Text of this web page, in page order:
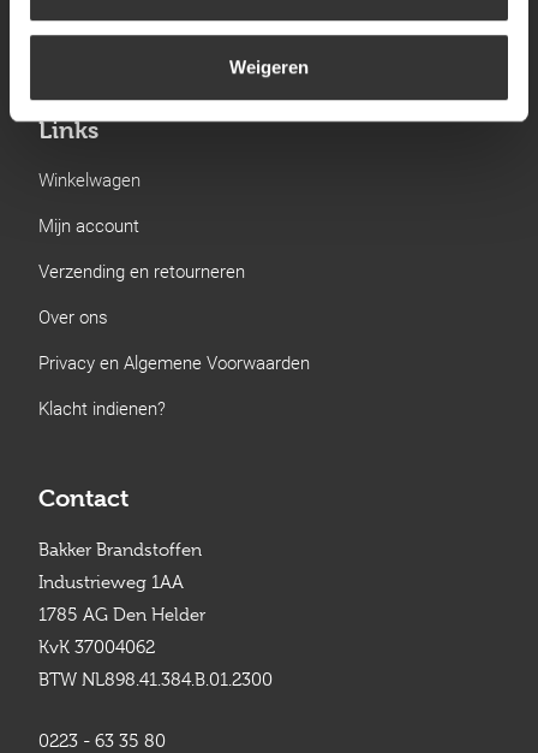
Weigeren
Gastechniek
Links
Winkelwagen
Mijn account
Verzending en retourneren
Over ons
Privacy en Algemene Voorwaarden
Klacht indienen?
Contact
Bakker Brandstoffen
Industrieweg 1AA
1785 AG Den Helder
KvK 37004062
BTW NL898.41.384.B.01.2300
0223 - 63 35 80